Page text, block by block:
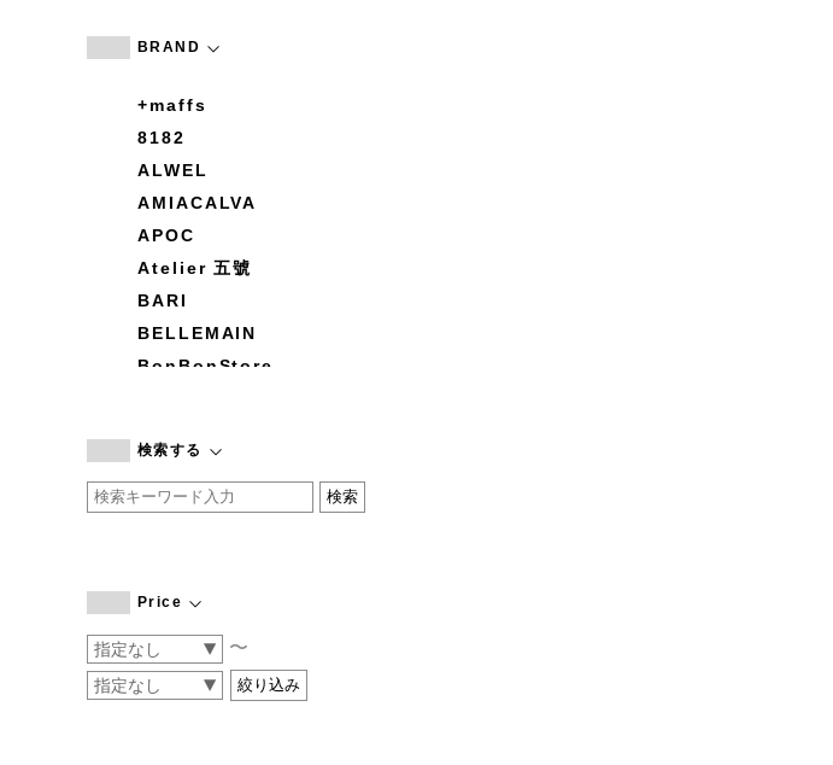
BRAND
+maffs
8182
ALWEL
AMIACALVA
APOC
Atelier 五號
BARI
BELLEMAIN
BonBonStore
by basics
CATWORTH
COGTHEBIGSMOKE
CONVERSE
DEAN & DELUCA
検索する
Price
〜